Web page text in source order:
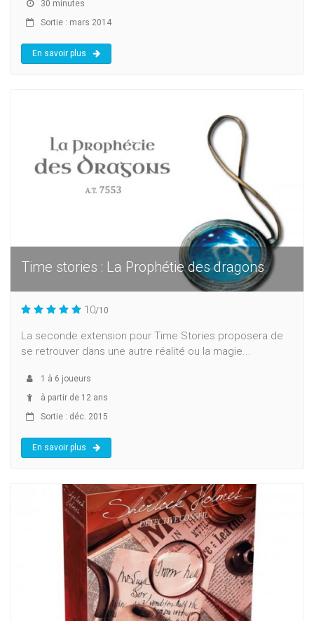
30 minutes
Sortie : mars 2014
En savoir plus
Time stories : La Prophétie des dragons
10/10
La seconde extension pour Time Stories proposera de
se retrouver dans une autre réalité ou la magie...
1 à 6 joueurs
à partir de 12 ans
Sortie : déc. 2015
En savoir plus